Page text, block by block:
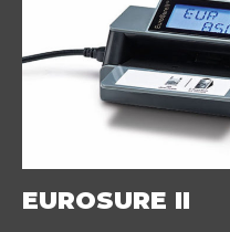
EUROSURE II